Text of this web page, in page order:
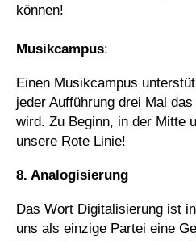
können!
Musikcampus:
Einen Musikcampus
jeder Aufführung drei Mal
wird. Zu Beginn, in der Mitte
unsere Rote Linie!
8. Analogisierung
Das Wort Digitalisierung ist
uns als einzige Partei eine